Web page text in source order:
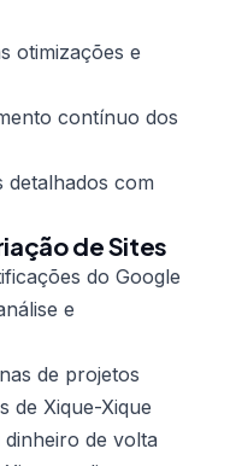
otimizações e
contínuo dos
detalhados com
de Sites
do Google
e
de projetos
de Xique-Xique
de volta